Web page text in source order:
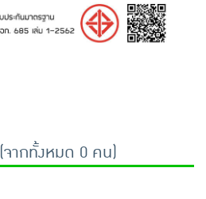
(จากทั้งหมด 0 คน)